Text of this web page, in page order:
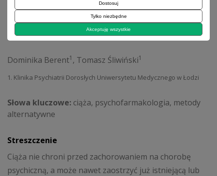
Psychofarmakologia kobiet w ciąży
Dominika Berent1 , Tomasz Śliwiński1
1. Klinika Psychiatrii Dorosłych Uniwersytetu Medycznego w Łodzi
Słowa kluczowe: ciąża, psychofarmakologia, metody
alternatywne
Streszczenie
Ciąża nie chroni przed zachorowaniem na chorobę
psychiczną, a może nawet zaostrzyć już istniejącą lub
Dostosuj
Tylko niezbędne
Akceptuję wszystkie